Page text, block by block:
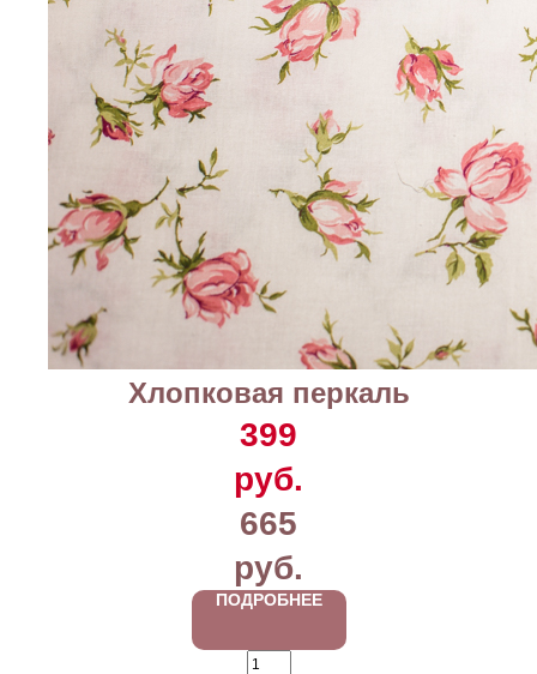
Хлопковая перкаль
399
руб.
665
руб.
ПОДРОБНЕЕ